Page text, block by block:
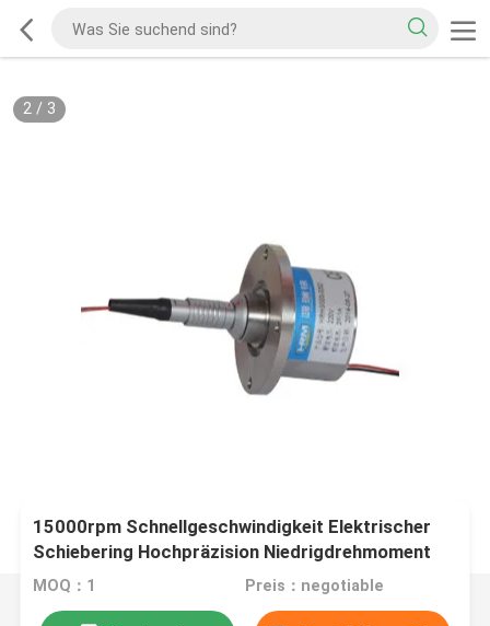
2/ 3
15000rpm Schnellgeschwindigkeit Elektrischer
Schiebering Hochpräzision Niedrigdrehmoment
MOQ：1 Preis：negotiable